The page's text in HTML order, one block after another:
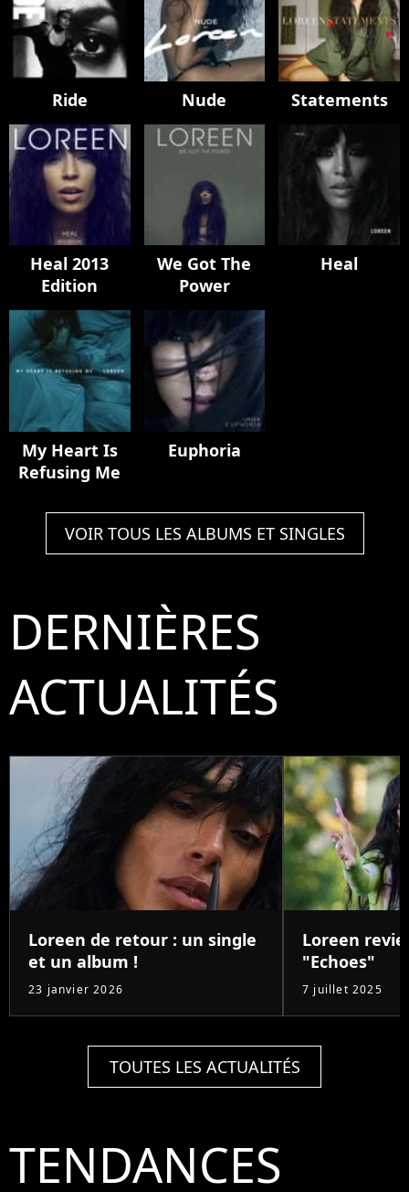
Ride Nude Statements
Heal 2013
Edition
We Got The
Power
Heal
My Heart Is
Refusing Me
Euphoria
VOIR TOUS LES ALBUMS ET SINGLES
DERNIÈRES
ACTUALITÉS
Loreen de retour : un single
et un album !
23 janvier 2026
Loreen
"Echoes"
7 juillet 2025
TOUTES LES ACTUALITÉS
TENDANCES